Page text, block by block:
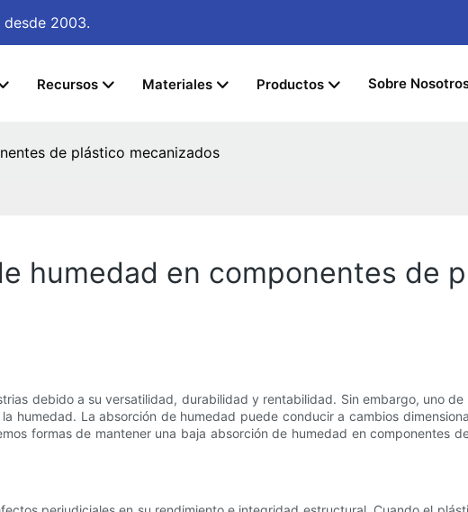
desde 2003.
Recursos Materiales Productos Sobre
de plástico mecanizados
humedad en componentes de
debido a su versatilidad, durabilidad y rentabilidad. Sin embargo, uno
humedad. La absorción de humedad puede conducir a cambios
formas de mantener una baja absorción de humedad en componentes